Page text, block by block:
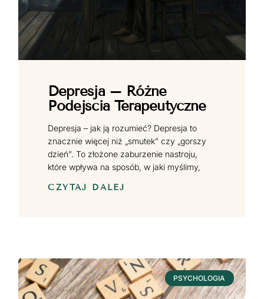
Depresja – Różne
Podejścia Terapeutyczne
Depresja – jak ją rozumieć? Depresja to
znacznie więcej niż „smutek” czy „gorszy
dzień”. To złożone zaburzenie nastroju,
które wpływa na sposób, w jaki myślimy,
CZYTAJ DALEJ
PSYCHOLOGIA